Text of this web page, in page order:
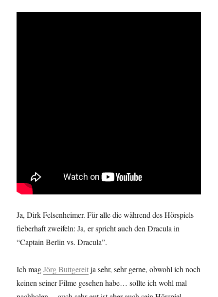
Ja, Dirk Felsenheimer. Für alle die während des Hörspiels
fieberhaft zweifeln: Ja, er spricht auch den Dracula in
“Captain Berlin vs. Dracula”.
Ich magJörg Buttgereitja sehr, sehr gerne, obwohl ich noch
keinen seiner Filme gesehen habe… sollte ich wohl mal